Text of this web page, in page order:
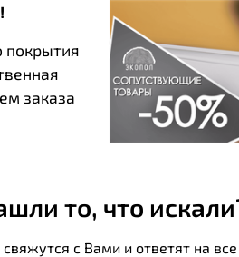
покрытия
заказа
то, что
с Вами и ответят на